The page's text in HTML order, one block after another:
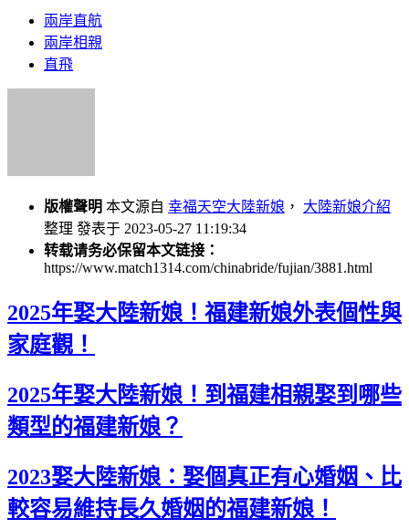
兩岸直航
兩岸相親
直飛
版權聲明 本文源自 幸福天空大陸新娘 ， 大陸新娘介紹
整理 發表于 2023-05-27 11:19:34
转载请务必保留本文链接：
https://www.match1314.com/chinabride/fujian/3881.html
2025年娶大陸新娘！福建新娘外表個性與
家庭觀！
2025年娶大陸新娘！到福建相親娶到哪些
類型的福建新娘？
2023娶大陸新娘：娶個真正有心婚姻、比
較容易維持長久婚姻的福建新娘！